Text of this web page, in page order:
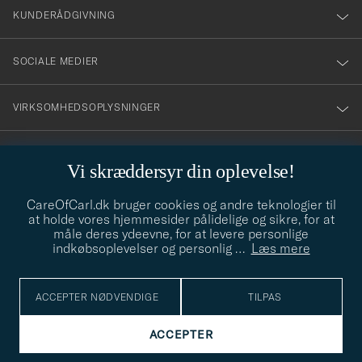
Vi skræddersyr din oplevelse!
CareOfCarl.dk bruger cookies og andre teknologier til
at holde vores hjemmesider pålidelige og sikre, for at
måle deres ydeevne, for at levere personlige
indkøbsoplevelser og personlig … Læs mere
ACCEPTER NØDVENDIGE TILPAS
ACCEPTER
nyhetsbrev!
KUNDERÅDGIVNING
SOCIALE MEDIER
VIRKSOMHEDSOPLYSNINGER
info@careofcarl.dk
Behøver du hjælp til at finde din stil? Lad os hjælpe dig, vi hjælper
gerne til!
STILRÅD